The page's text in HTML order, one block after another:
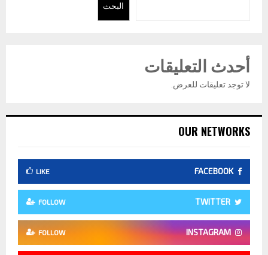
البحث
أحدث التعليقات
لا توجد تعليقات للعرض.
OUR NETWORKS
FACEBOOK
LIKE
TWITTER
FOLLOW
INSTAGRAM
FOLLOW